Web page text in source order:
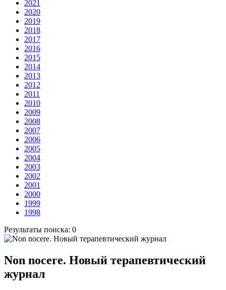
2021
2020
2019
2018
2017
2016
2015
2014
2013
2012
2011
2010
2009
2008
2007
2006
2005
2004
2003
2002
2001
2000
1999
1998
Результаты поиска: 0
Non nocere. Новый терапевтический
журнал